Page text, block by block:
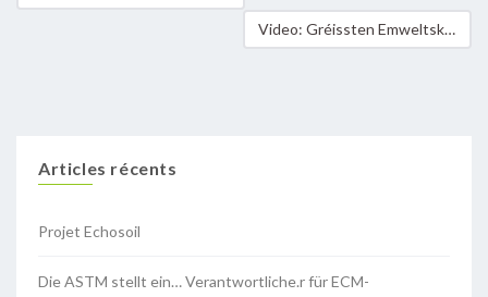
Video: Gréissten Emweltskandal an der Geschicht
Articles récents
Projet Echosoil
Die ASTM stellt ein… Verantwortliche.r für ECM-